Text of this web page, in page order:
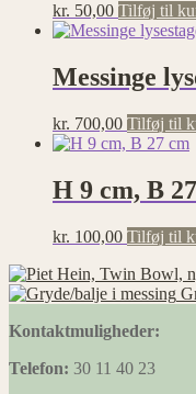
kr. 50,00 Tilføj til
Messinge
kr. 700,00 Tilføj til
H 9 cm, B
kr. 100,00 Tilføj til
Kontaktmuligheder:
Telefon: 30 11 40 23